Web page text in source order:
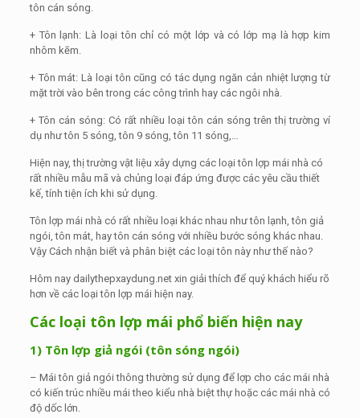
tôn cán sóng.
+ Tôn lạnh: Là loại tôn chỉ có một lớp và có lớp mạ là hợp kim
nhôm kẽm.
+ Tôn mát: Là loại tôn cũng có tác dụng ngăn cản nhiệt lượng từ
mặt trời vào bên trong các công trình hay các ngôi nhà.
+ Tôn cán sóng: Có rất nhiều loại tôn cán sóng trên thị trường ví
dụ như tôn 5 sóng, tôn 9 sóng, tôn 11 sóng,…
Hiện nay, thị trường vật liệu xây dựng các loại tôn lợp mái nhà có
rất nhiều mẫu mã và chủng loại đáp ứng được các yêu cầu thiết
kế, tính tiện ích khi sử dụng.
Tôn lợp mái nhà có rất nhiều loại khác nhau như tôn lạnh, tôn giả
ngói, tôn mát, hay tôn cán sóng với nhiều bước sóng khác nhau.
Vậy Cách nhận biết và phân biệt các loại tôn này như thế nào?
Hôm nay dailythepxaydung.net xin giải thích để quý khách hiểu rõ
hơn về các loại tôn lợp mái hiện nay.
Các loại tôn lợp mái phổ biến hiện nay
1) Tôn lợp giả ngói (tôn sóng ngói)
– Mái tôn giả ngói thông thường sử dụng để lợp cho các mái nhà
có kiến trúc nhiều mái theo kiểu nhà biệt thự hoặc các mái nhà có
độ dốc lớn.